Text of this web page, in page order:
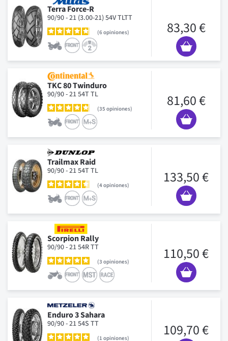
Terra Force-R
90/90 - 21 (3.00-21) 54V TLTT
6opiniones 83,30 €
TKC 80 Twinduro
90/90 - 21 54T TL
35 opiniones 81,60 €
Trailmax Raid
90/90 - 21 54T TL
4opiniones 133,50 €
Scorpion Rally
90/90 - 21 54R TT
3 opiniones 110,50 €
Enduro 3 Sahara
90/90 - 21 54S TT
1 opiniones 109,70 €